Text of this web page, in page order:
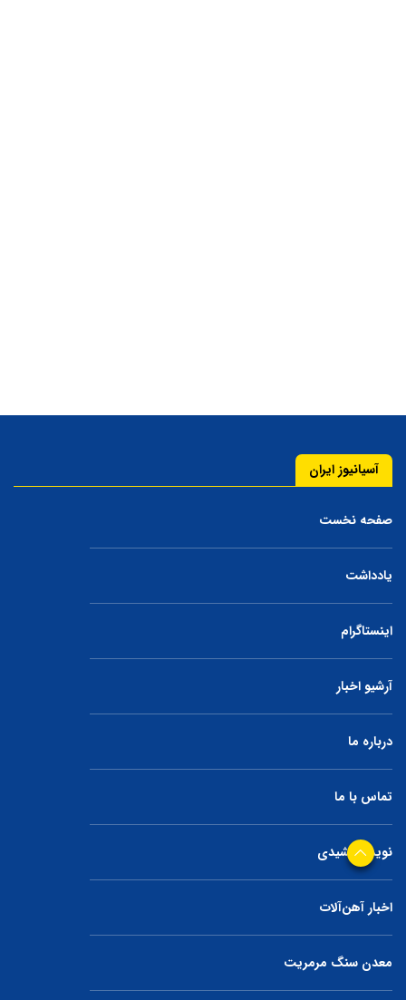
آسیانیوز ایران
صفحه نخست
یادداشت
اینستاگرام
آرشیو اخبار
درباره ما
تماس با ما
نوید جمشیدی
اخبار آهن‌آلات
معدن سنگ مرمریت